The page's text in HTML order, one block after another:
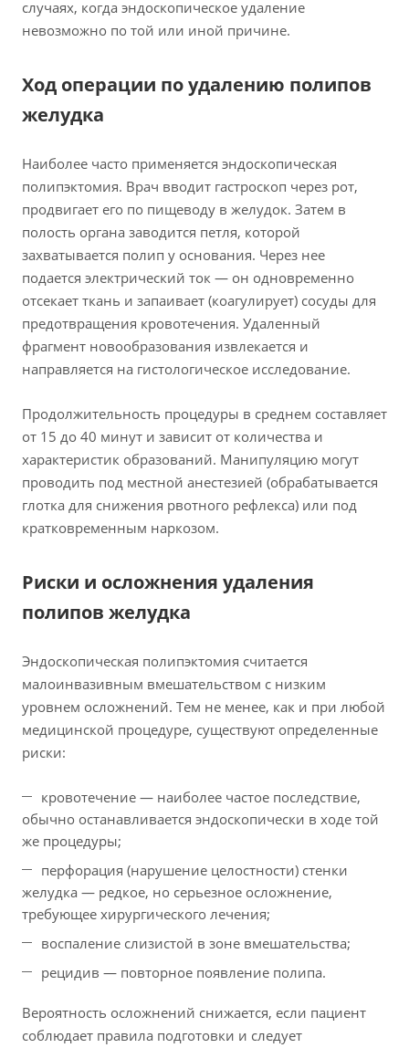
случаях, когда эндоскопическое удаление
невозможно по той или иной причине.
Ход операции по удалению полипов
желудка
Наиболее часто применяется эндоскопическая
полипэктомия. Врач вводит гастроскоп через рот,
продвигает его по пищеводу в желудок. Затем в
полость органа заводится петля, которой
захватывается полип у основания. Через нее
подается электрический ток — он одновременно
отсекает ткань и запаивает (коагулирует) сосуды для
предотвращения кровотечения. Удаленный
фрагмент новообразования извлекается и
направляется на гистологическое исследование.
Продолжительность процедуры в среднем составляет
от 15 до 40 минут и зависит от количества и
характеристик образований. Манипуляцию могут
проводить под местной анестезией (обрабатывается
глотка для снижения рвотного рефлекса) или под
кратковременным наркозом.
Риски и осложнения удаления
полипов желудка
Эндоскопическая полипэктомия считается
малоинвазивным вмешательством с низким
уровнем осложнений. Тем не менее, как и при любой
медицинской процедуре, существуют определенные
риски:
кровотечение — наиболее частое последствие,
обычно останавливается эндоскопически в ходе той
же процедуры;
перфорация (нарушение целостности) стенки
желудка — редкое, но серьезное осложнение,
требующее хирургического лечения;
воспаление слизистой в зоне вмешательства;
рецидив — повторное появление полипа.
Вероятность осложнений снижается, если пациент
соблюдает правила подготовки и следует